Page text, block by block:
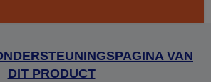
VAN
DIT PRODUCT